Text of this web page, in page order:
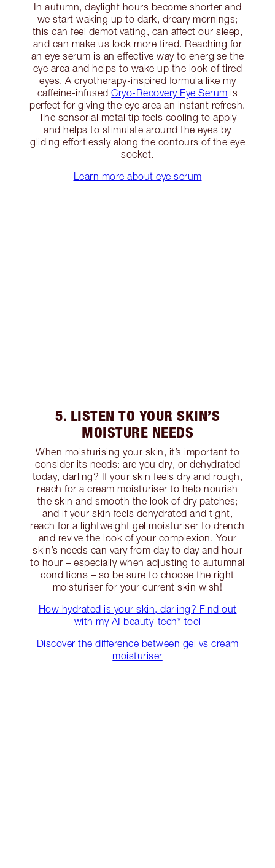
In autumn, daylight hours become shorter and
we start waking up to dark, dreary mornings;
this can feel demotivating, can affect our sleep,
and can make us look more tired. Reaching for
an eye serum is an effective way to energise the
eye area and helps to wake up the look of tired
eyes. A cryotherapy-inspired formula like my
caffeine-infusedCryo-Recovery Eye Serum is
perfect for giving the eye area an instant refresh.
The sensorial metal tip feels cooling to apply
and helps to stimulate around the eyes by
gliding effortlessly along the contours of the eye
socket.
Learn more about eye serum
5. LISTEN TO YOUR SKIN’S
MOISTURE NEEDS
When moisturising your skin, it’s important to
consider its needs: are you dry, or dehydrated
today, darling? If your skin feels dry and rough,
reach for a cream moisturiser to help nourish
the skin and smooth the look of dry patches;
and if your skin feels dehydrated and tight,
reach for a lightweight gel moisturiser to drench
and revive the look of your complexion. Your
skin’s needs can vary from day to day and hour
to hour – especially when adjusting to autumnal
conditions – so be sure to choose the right
moisturiser for your current skin wish!
How hydrated is your skin, darling? Find out
with my AI beauty-tech* tool
Discover the difference between gel vs cream
moisturiser